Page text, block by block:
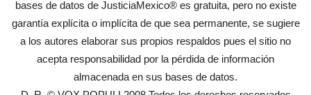
bases de datos de JusticiaMexico® es gratuita, pero no existe
garantía explícita o implícita de que sea permanente, se sugiere
a los autores elaborar sus propios respaldos pues el sitio no
acepta responsabilidad por la pérdida de información
almacenada en sus bases de datos.